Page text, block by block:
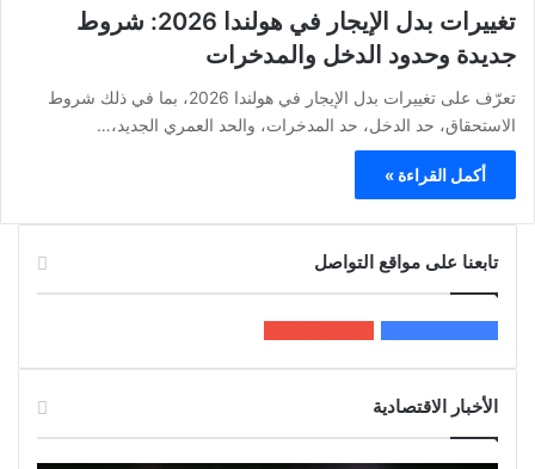
تغييرات بدل الإيجار في هولندا 2026: شروط
جديدة وحدود الدخل والمدخرات
تعرّف على تغييرات بدل الإيجار في هولندا 2026، بما في ذلك شروط
الاستحقاق، حد الدخل، حد المدخرات، والحد العمري الجديد،…
أكمل القراءة »
تابعنا على مواقع التواصل
الأخبار الاقتصادية